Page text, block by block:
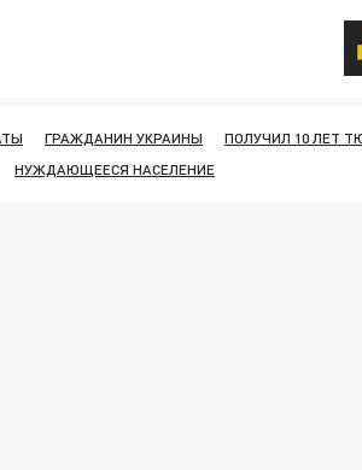
ГРАЖДАНИН УКРАИНЫ
ПОЛУЧИЛ 10 ЛЕТ
НУЖДАЮЩЕЕСЯ НАСЕЛЕНИЕ